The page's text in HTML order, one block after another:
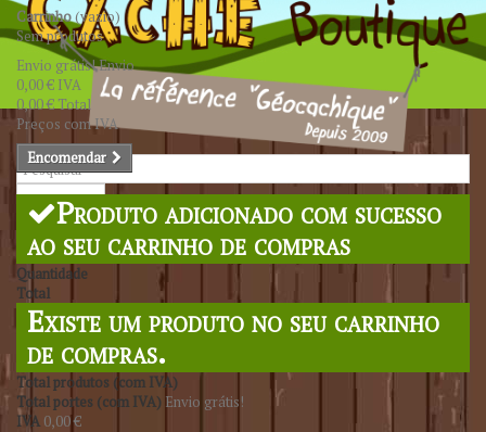
Pesquisar
Carrinho(vazio)
Sem produtos
Envio grátis!Envio
0,00 € IVA
0,00 €Total
Preços com IVA
Encomendar
Produto adicionado com sucesso
ao seu carrinho de compras
Quantidade
Total
Existe um produto no seu carrinho
de compras.
Total produtos (com IVA)
Total portes (com IVA) Envio grátis!
IVA 0,00 €